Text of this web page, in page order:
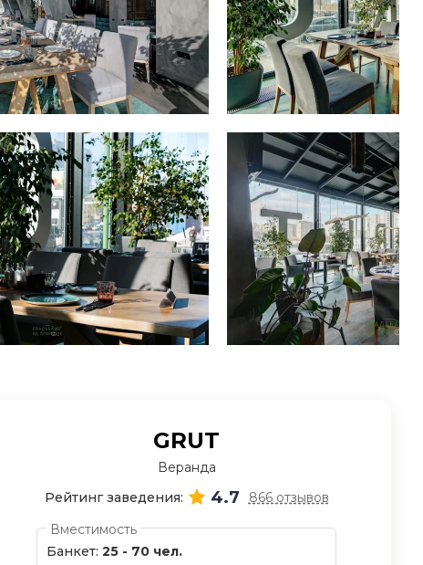
GRUT
Веранда
Рейтинг заведения:
4.7
866 отзывов
Вместимость
Банкет: 25 - 70 чел.